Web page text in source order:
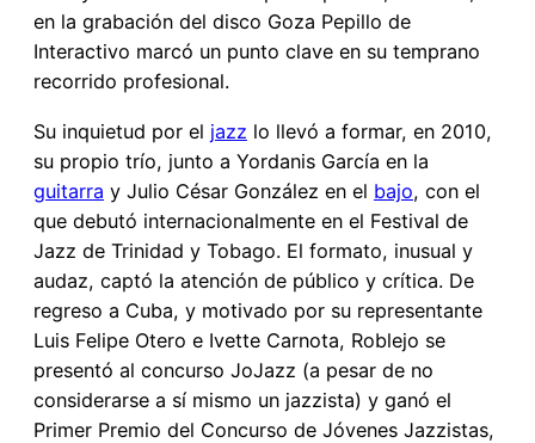
en la grabación del disco Goza Pepillo de
Interactivo marcó un punto clave en su temprano
recorrido profesional.
Su inquietud por el jazz lo llevó a formar, en 2010,
su propio trío, junto a Yordanis García en la
guitarra y Julio César González en el bajo, con el
que debutó internacionalmente en el Festival de
Jazz de Trinidad y Tobago. El formato, inusual y
audaz, captó la atención de público y crítica. De
regreso a Cuba, y motivado por su representante
Luis Felipe Otero e Ivette Carnota, Roblejo se
presentó al concurso JoJazz (a pesar de no
considerarse a sí mismo un jazzista) y ganó el
Primer Premio del Concurso de Jóvenes Jazzistas,